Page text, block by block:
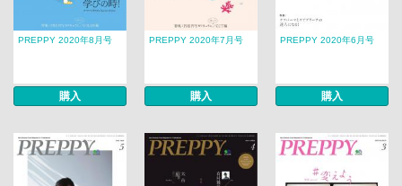
PREPPY 2020年8月号
購入
PREPPY 2020年7月号
購入
PREPPY 2020年6月号
購入